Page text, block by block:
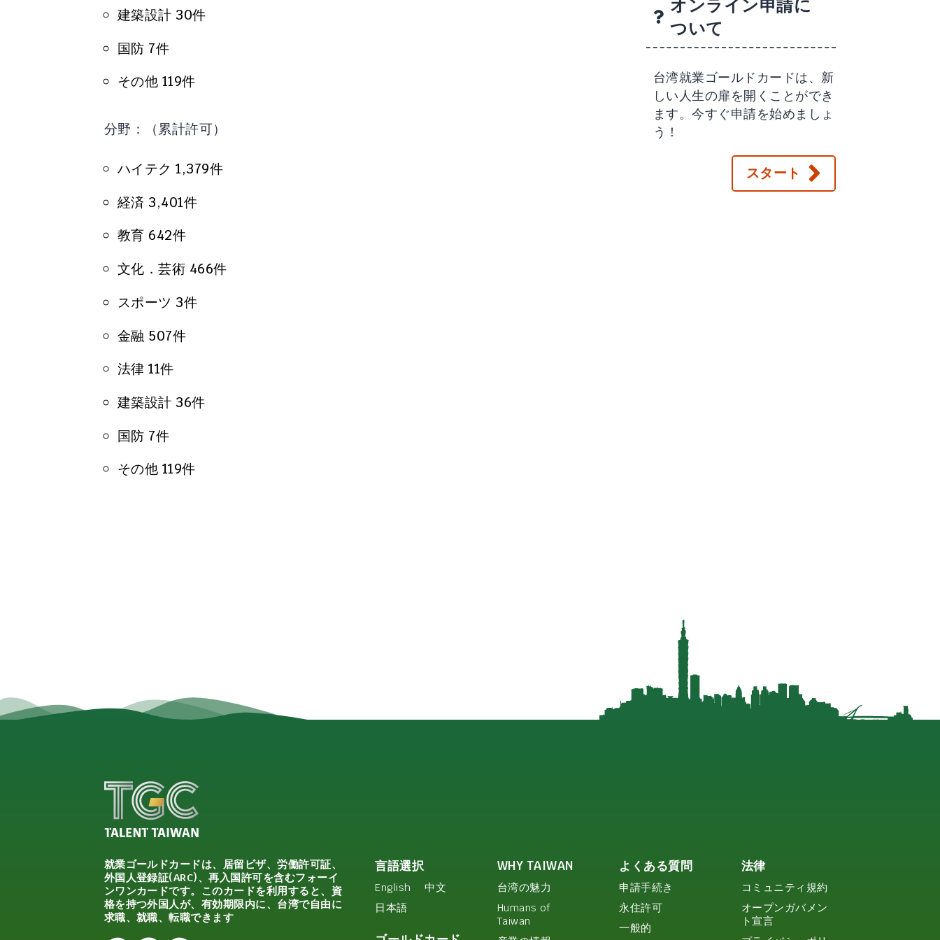
建築設計 30件
国防 7件
その他 119件
分野：（累計許可）
ハイテク 1,379件
経済 3,401件
教育 642件
文化．芸術 466件
スポーツ 3件
金融 507件
法律 11件
建築設計 36件
国防 7件
その他 119件
オンライン申請に
ついて
台湾就業ゴールドカードは、新
しい人生の扉を開くことができ
ます。今すぐ申請を始めましょ
う！
スタート
就業ゴールドカードは、居留ビザ、労働許可証、
外国人登録証(ARC)、再入国許可を含むフォーイ
ンワンカードです。このカードを利用すると、資
格を持つ外国人が、有効期限内に、台湾で自由に
求職、就職、転職できます
言語選択
English
中文
日本語
WHY TAIWAN
台湾の魅力
Humans of
Taiwan
よくある質問
申請手続き
永住許可
一般的
法律
コミュニティ規約
オープンガバメン
ト宣言